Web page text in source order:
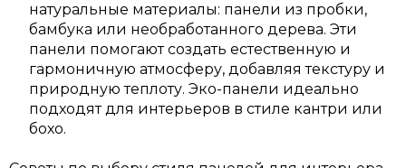
натуральные материалы: панели из пробки,
бамбука или необработанного дерева. Эти
панели помогают создать естественную и
гармоничную атмосферу, добавляя текстуру и
природную теплоту. Эко-панели идеально
подходят для интерьеров в стиле кантри или
бохо.